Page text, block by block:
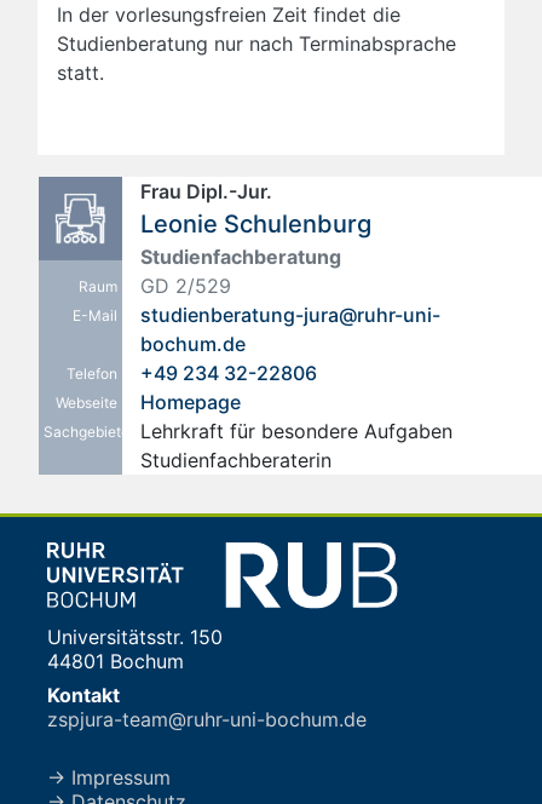
In der vorlesungsfreien Zeit findet die
Studienberatung nur nach Terminabsprache
statt.
Frau Dipl.-Jur.
Leonie Schulenburg
Studienfachberatung
Raum GD 2/529
E-Mail
studienberatung-jura@ruhr-uni-
bochum.de
Telefon +49 234 32-22806
Webseite Homepage
Sachgebiete
Lehrkraft für besondere Aufgaben
Studienfachberaterin
Universitätsstr. 150
44801 Bochum
Kontakt
zspjura-team@ruhr-uni-bochum.de
→ Impressum